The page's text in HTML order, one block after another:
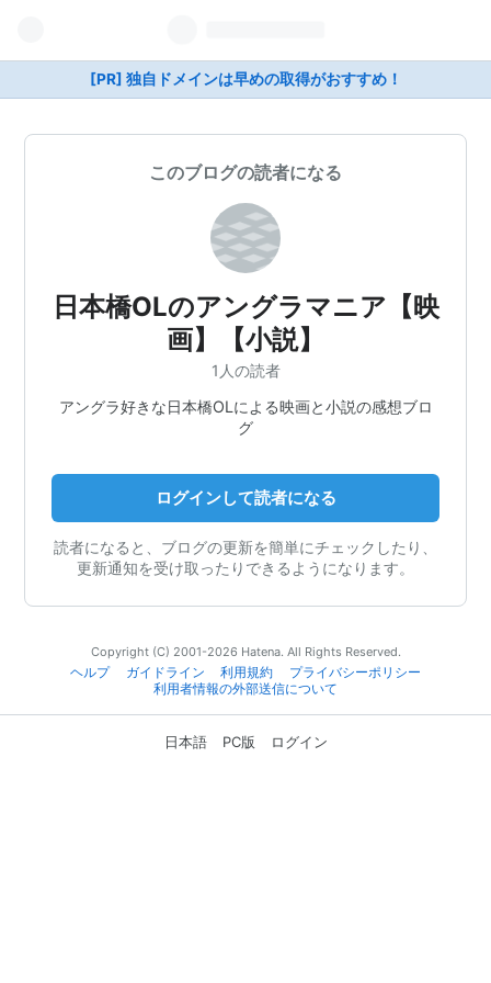
[PR] 独自ドメインは早めの取得がおすすめ！
このブログの読者になる
日本橋OLのアングラマニア【映
画】【小説】
1人の読者
アングラ好きな日本橋OLによる映画と小説の感想ブロ
グ
ログインして読者になる
読者になると、ブログの更新を簡単にチェックしたり、
更新通知を受け取ったりできるようになります。
Copyright (C) 2001-2026 Hatena. All Rights Reserved.
ヘルプ
ガイドライン 利用規約
プライバシーポリシー
利用者情報の外部送信について
日本語 PC版 ログイン